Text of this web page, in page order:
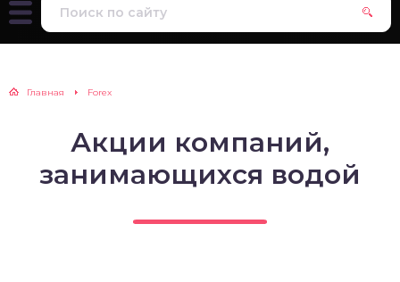
Главная Forex
Акции компаний,
занимающихся водой